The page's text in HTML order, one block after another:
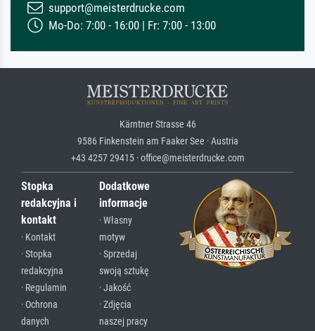
support@meisterdrucke.com
Mo-Do: 7:00 - 16:00 | Fr: 7:00 - 13:00
Kärntner Strasse 46
9586 Finkenstein am Faaker See · Austria
+43 4257 29415 · office@meisterdrucke.com
Stopka
redakcyjna i
kontakt
· Kontakt
· Stopka
redakcyjna
· Regulamin
· Ochrona
danych
Dodatkowe
informacje
· Własny
motyw
· Sprzedaj
swoją sztukę
· Jakość
· Zdjęcia
naszej pracy